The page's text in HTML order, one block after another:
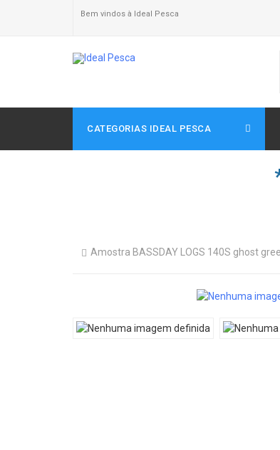
Bem vindos à Ideal Pesca
CATEGORIAS IDEAL PESCA
Amostra BASSDAY LOGS 140S ghost